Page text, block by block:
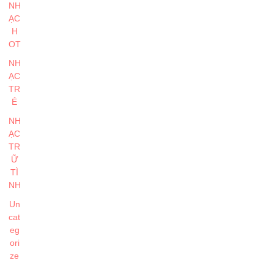
NH
ẠC
H
OT
NH
ẠC
TR
Ẻ
NH
ẠC
TR
Ữ
TÌ
NH
Un
cat
eg
ori
ze